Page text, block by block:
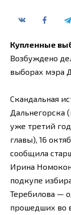
Купленные
Возбуждено
выборах мэра
Скандальная
Дальнегорска
уже третий
главы), 16
сообщила
Ирина
подкупе
Теребилова —
прошедших во